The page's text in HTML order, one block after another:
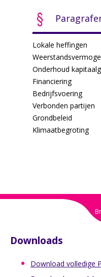
Lokale heffingen
Onderhoud
Financiering
Bedrijfsvoering
Verbonden partijen
Grondbeleid
Klimaatbegroting
Downloads
Download volledige